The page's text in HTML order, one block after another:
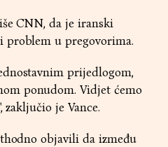
CNN, da je iranski
problem u pregovorima.
prijedlogom,
ponudom. Vidjet ćemo
je Vance.
objavili da između